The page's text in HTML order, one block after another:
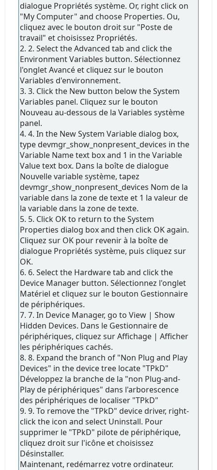
dialogue Propriétés système. Or, right click on
"My Computer" and choose Properties. Ou,
cliquez avec le bouton droit sur "Poste de
travail" et choisissez Propriétés.
2. 2. Select the Advanced tab and click the
Environment Variables button. Sélectionnez
l'onglet Avancé et cliquez sur le bouton
Variables d'environnement.
3. 3. Click the New button below the System
Variables panel. Cliquez sur le bouton
Nouveau au-dessous de la Variables système
panel.
4. 4. In the New System Variable dialog box,
type devmgr_show_nonpresent_devices in the
Variable Name text box and 1 in the Variable
Value text box. Dans la boîte de dialogue
Nouvelle variable système, tapez
devmgr_show_nonpresent_devices Nom de la
variable dans la zone de texte et 1 la valeur de
la variable dans la zone de texte.
5. 5. Click OK to return to the System
Properties dialog box and then click OK again.
Cliquez sur OK pour revenir à la boîte de
dialogue Propriétés système, puis cliquez sur
OK.
6. 6. Select the Hardware tab and click the
Device Manager button. Sélectionnez l'onglet
Matériel et cliquez sur le bouton Gestionnaire
de périphériques.
7. 7. In Device Manager, go to View | Show
Hidden Devices. Dans le Gestionnaire de
périphériques, cliquez sur Affichage | Afficher
les périphériques cachés.
8. 8. Expand the branch of "Non Plug and Play
Devices" in the device tree locate "TPkD"
Développez la branche de la "non Plug-and-
Play de périphériques" dans l'arborescence
des périphériques de localiser "TPkD"
9. 9. To remove the "TPkD" device driver, right-
click the icon and select Uninstall. Pour
supprimer le "TPkD" pilote de périphérique,
cliquez droit sur l'icône et choisissez
Désinstaller.
Maintenant, redémarrez votre ordinateur.